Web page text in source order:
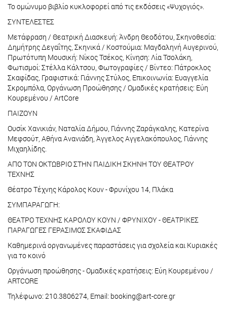
Το ομώνυμο βιβλίο κυκλοφορεί από τις εκδόσεις «Ψυχογιός».
ΣΥΝΤΕΛΕΣΤΕΣ
Μετάφραση / Θεατρική Διασκευή: Άνδρη Θεοδότου, Σκηνοθεσία:
Δημήτρης Δεγαΐτης, Σκηνικά / Κοστούμια: Μαγδαληνή Αυγερινού,
Πρωτότυπη Μουσική: Νίκος Τσέκος, Κίνηση: Λία Τσολάκη,
Φωτισμοί: Στέλλα Κάλτσου, Φωτογραφίες / Βίντεο: Πάτροκλος
Σκαφίδας, Γραφιστικά: Γιάννης Στύλος, Επικοινωνία: Ευαγγελία
Σκρομπόλα, Οργάνωση Προώθησης / Ομαδικές κρατήσεις: Εύη
Κουρεμένου / ArtCore
ΠΑΙΖΟΥΝ
Ουσίκ Χανικιάν, Ναταλία Δήμου, Γιάννης Ζαράγκαλης, Κατερίνα
Μεφσούτ, Αθήνα Ανανιάδη, Άγγελος Αγγελακόπουλος, Γιάννης
Μιχαηλίδης.
ΑΠΟ ΤΟΝ ΟΚΤΩΒΡΙΟ ΣΤΗΝ ΠΑΙΔΙΚΗ ΣΚΗΝΗ ΤΟΥ ΘΕΑΤΡΟΥ
ΤΕΧΝΗΣ
Θέατρο Τέχνης Κάρολος Κουν - Φρυνίχου 14, Πλάκα
ΣΥΜΠΑΡΑΓΩΓΗ:
ΘΕΑΤΡΟ ΤΕΧΝΗΣ ΚΑΡΟΛΟΥ ΚΟΥΝ / ΦΡΥΝΙΧΟΥ - ΘΕΑΤΡΙΚΕΣ
ΠΑΡΑΓΩΓΕΣ ΓΕΡΑΣΙΜΟΣ ΣΚΑΦΙΔΑΣ
Καθημερινά οργανωμένες παραστάσεις για σχολεία και Κυριακές
για το κοινό
Οργάνωση προώθησης - Ομαδικές κρατήσεις: Εύη Κουρεμένου /
ARTCORE
Τηλέφωνο: 210.3806274, Email: booking@art-core.gr